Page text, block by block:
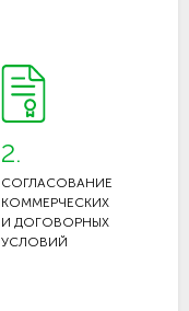
2.
СОГЛАСОВАНИЕ
КОММЕРЧЕСКИХ
И ДОГОВОРНЫХ
УСЛОВИЙ